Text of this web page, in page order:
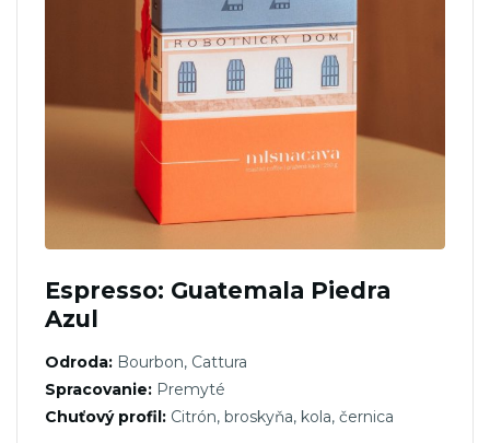
Espresso: Guatemala Piedra
Azul
Odroda: Bourbon, Cattura
Spracovanie: Premyté
Chuťový profil: Citrón, broskyňa, kola, černica